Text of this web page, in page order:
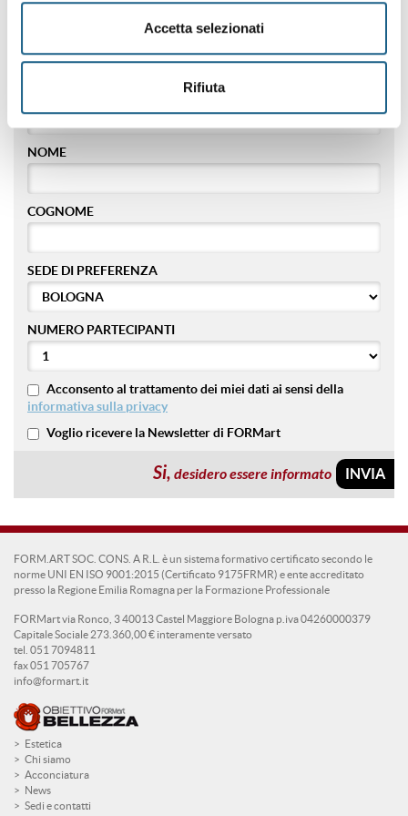
Accetta selezionati
Rifiuta
NOME
COGNOME
SEDE DI PREFERENZA
NUMERO PARTECIPANTI
Acconsento al trattamento dei miei dati ai sensi della
informativa sulla privacy
Voglio ricevere la Newsletter di FORMart
Si, desidero essere informato
FORM.ART SOC. CONS. A R.L. è un sistema formativo certificato secondo le
norme UNI EN ISO 9001:2015 (Certificato 9175FRMR) e ente accreditato
presso la Regione Emilia Romagna per la Formazione Professionale
FORMart via Ronco, 3 40013 Castel Maggiore Bologna p.iva 04260000379
Capitale Sociale 273.360,00 € interamente versato
tel. 051 7094811
fax 051 705767
info@formart.it
Estetica
Chi siamo
Acconciatura
News
Sedi e contatti